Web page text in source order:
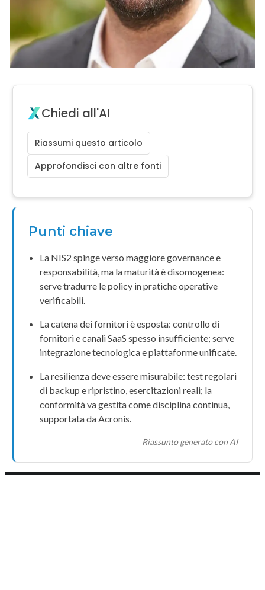
Chiedi all'AI
Riassumi questo articolo
Approfondisci con altre fonti
Punti chiave
La NIS2 spinge verso maggioregovernancee
responsabilità, ma la maturità è disomogenea:
serve tradurre le policy in pratiche operative
verificabili.
Lacatena dei fornitoriè esposta: controllo di
fornitoriecanali SaaS spesso insufficiente; serve
integrazionetecnologica epiattaforme unificate
Laresilienzadeve essere misurabile: test regolari
di backup eripristino , esercitazioni reali; la
conformitàva gestita come disciplina continua,
supportata da Acronis
Riassunto generato con AI